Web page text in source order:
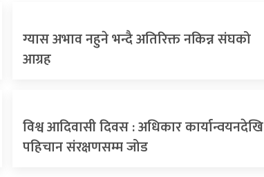
ग्यास अभाव नहुने भन्दै अतिरिक्त नकिन्न संघको
आग्रह
विश्व आदिवासी दिवस : अधिकार कार्यान्वयनदेखि
पहिचान संरक्षणसम्म जोड